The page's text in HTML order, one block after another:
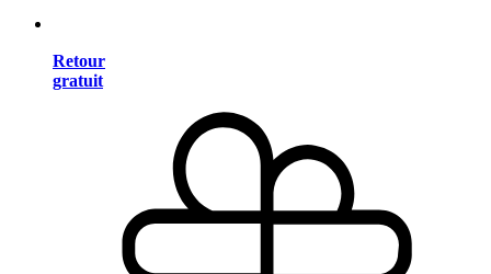
Retour
gratuit